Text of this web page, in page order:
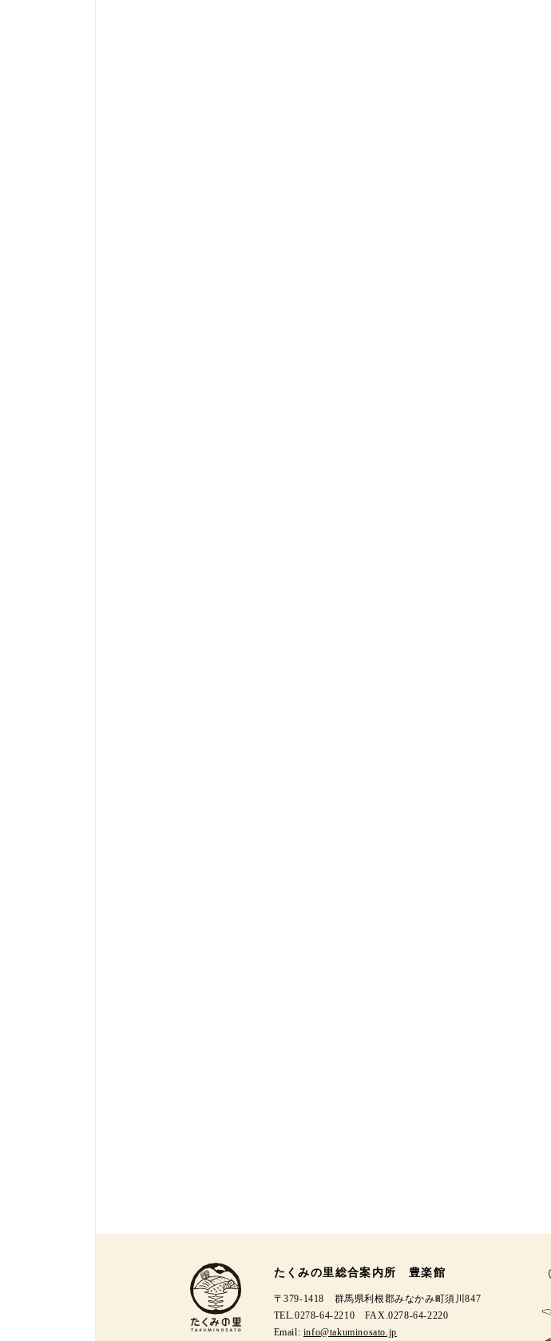
たくみの里総合案内所 豊楽館
〒379-1418 群馬県利根郡みなかみ町須川847
TEL.0278-64-2210 FAX.0278-64-2220
Email: info@takuminosato.jp